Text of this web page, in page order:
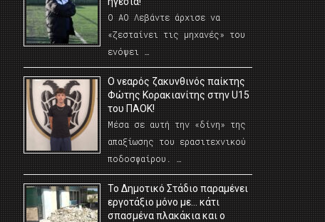
Ο ΑΟ Λεβάντε άρχισε να
«ζεσταίνει τις μηχανές» του
ενόψει …
O νεαρός ζακυνθινός παίκτης
Φώτης Κορακιανίτης στην U15
του ΠΑΟΚ!
Μέσα σε αυτή την «δίνη» της
απαξίωσης του ερασιτεχνικού
ποδοσφαίρου. …
Το Δημοτικό Στάδιο παραμένει
εργοτάξιο μόνο με… κάτι
σπασμένα πλακάκια και ο